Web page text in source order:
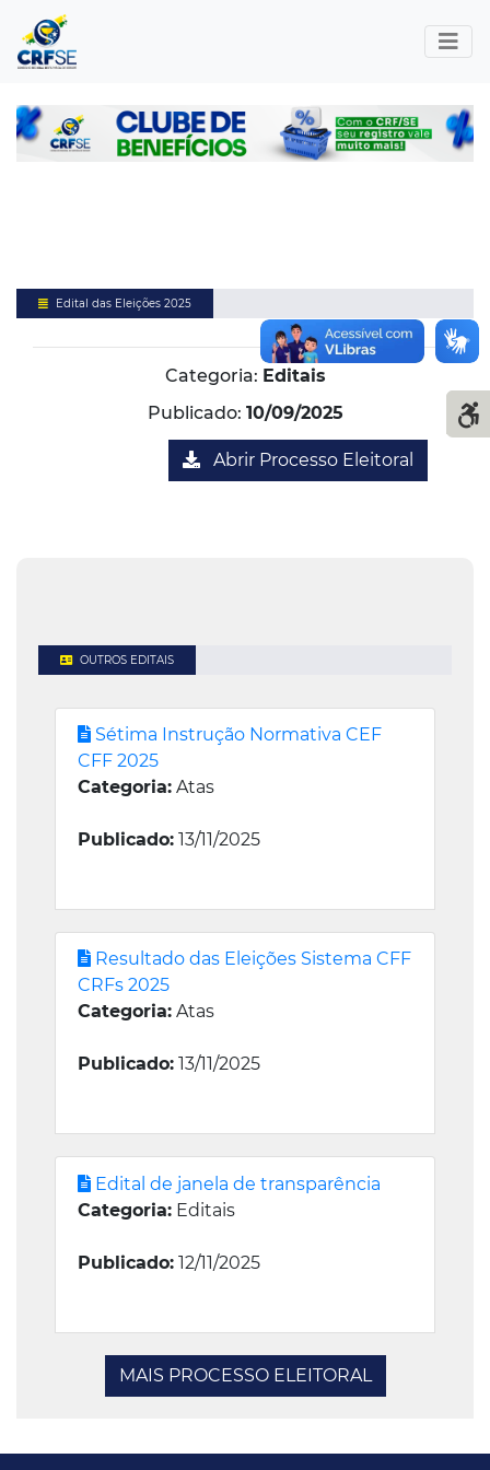
Edital das Eleições 2025
Categoria: Editais
Publicado: 10/09/2025
Abrir Processo Eleitoral
OUTROS EDITAIS
Sétima Instrução Normativa CEF
CFF 2025
Categoria: Atas
Publicado: 13/11/2025
Resultado das Eleições Sistema CFF
CRFs 2025
Categoria: Atas
Publicado: 13/11/2025
Edital de janela de transparência
Categoria: Editais
Publicado: 12/11/2025
MAIS PROCESSO ELEITORAL